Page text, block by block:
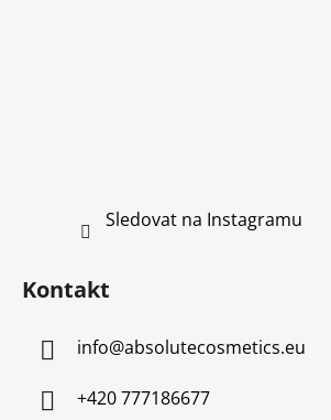
Sledovat na Instagramu
Kontakt
info@absolutecosmetics.eu
+420 777186677